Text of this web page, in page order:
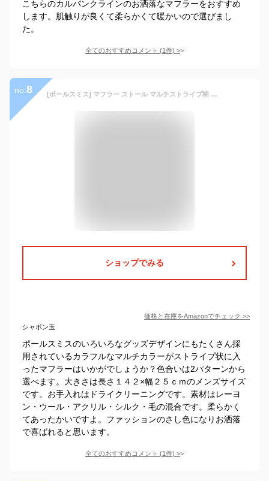
こちらのカルバンクラインのお洒落なマフラーをおすすめ
します。肌触りが良くて柔らかくて暖かいので選びまし
た。
全てのおすすめコメント (1件) >
no. 8 [ポールスミス] マフラー ストール マルチストライプ柄 ウール M2A-843F-GS07 メンズ マルチカラー (マルチカラー28) [並行輸入品]
ショップでみる
価格と在庫をAmazonでチェック >>
シャボン玉
ポールスミスのいろいろなグッズデザインにもたくさん採
用されているカラフルなマルチカラーがストライプ状に入
ったマフラーはいかがでしょうか？色合いは2パターンから
選べます。大きさは長さ１４２×幅２５ｃｍのメンズサイズ
です。お手入れはドライクリーニングです。素材はレーヨ
ン・ウール・アクリル・シルク・毛の混合です。柔らかく
てあったかいですよ。ファッションのさし色になりお洒落
で喜ばれると思います。
全てのおすすめコメント (1件) >